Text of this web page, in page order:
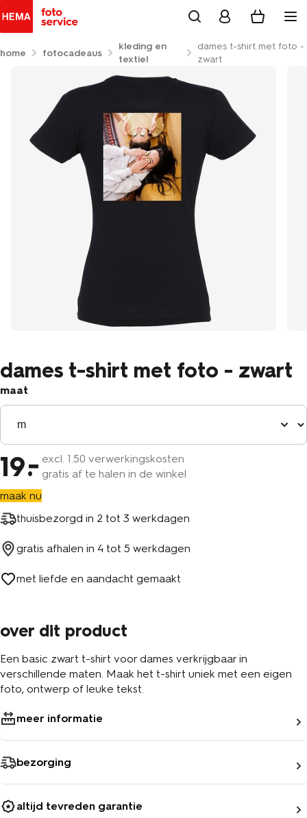
home fotocadeaus
kleding en
textiel
dames t-shirt met foto -
zwart
dames t-shirt met foto - zwart
maat
19 excl. 1.50 verwerkingskosten
gratis af te halen in de winkel
maak nu
thuisbezorgd in 2 tot 3 werkdagen
gratis afhalen in 4 tot 5 werkdagen
met liefde en aandacht gemaakt
over dit product
Een basic zwart t-shirt voor dames verkrijgbaar in
verschillende maten. Maak het t-shirt uniek met een eigen
foto, ontwerp of leuke tekst.
meer informatie
bezorging
altijd tevreden garantie